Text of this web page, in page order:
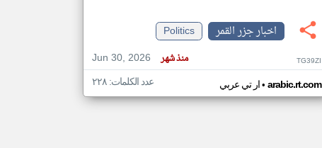
اخبار جزر القمر
Politics
Jun 30, 2026
منذ شهر TG39ZI
ار تي عربي• arabic.rt.com عدد الكلمات: ٢٢٨